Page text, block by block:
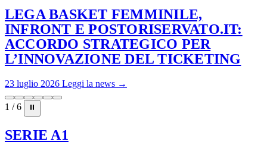
LEGA BASKET FEMMINILE,
INFRONT E POSTORISERVATO.IT:
ACCORDO STRATEGICO PER
L’INNOVAZIONE DEL TICKETING
23 luglio 2026 Leggi la news →
1 / 6 ⏸
SERIE A1